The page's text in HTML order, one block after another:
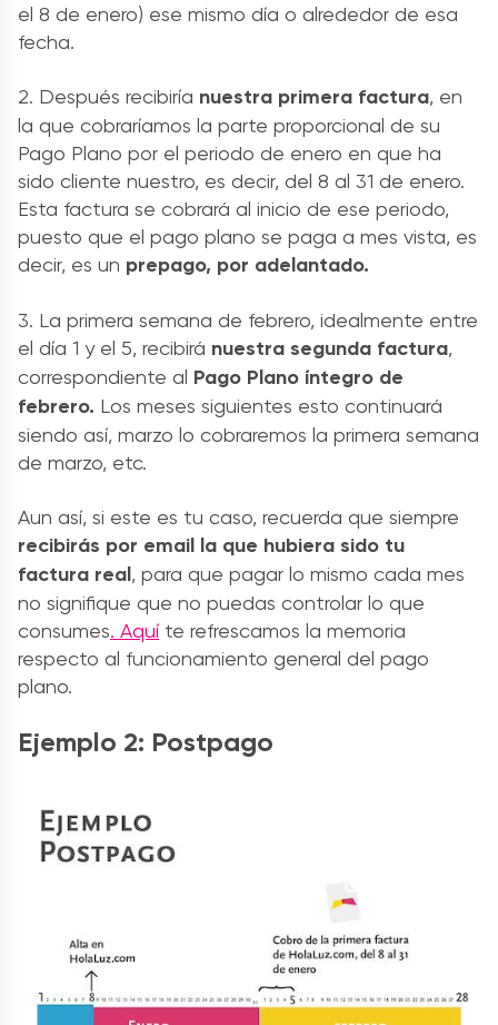
el 8 de enero) ese mismo día o alrededor de esa
fecha.
2. Después recibiría nuestra primera factura, en
la que cobraríamos la parte proporcional de su
Pago Plano por el periodo de enero en que ha
sido cliente nuestro, es decir, del 8 al 31 de enero.
Esta factura se cobrará al inicio de ese periodo,
puesto que el pago plano se paga a mes vista, es
decir, es un prepago, por adelantado.
3. La primera semana de febrero, idealmente entre
el día 1 y el 5, recibirá nuestra segunda factura,
correspondiente al Pago Plano íntegro de
febrero. Los meses siguientes esto continuará
siendo así, marzo lo cobraremos la primera semana
de marzo, etc.
Aun así, si este es tu caso, recuerda que siempre
recibirás por email la que hubiera sido tu
factura real, para que pagar lo mismo cada mes
no signifique que no puedas controlar lo que
consumes. Aquí te refrescamos la memoria
respecto al funcionamiento general del pago
plano.
Ejemplo 2: Postpago